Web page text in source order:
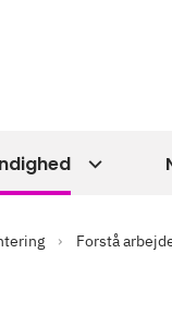
Forstå